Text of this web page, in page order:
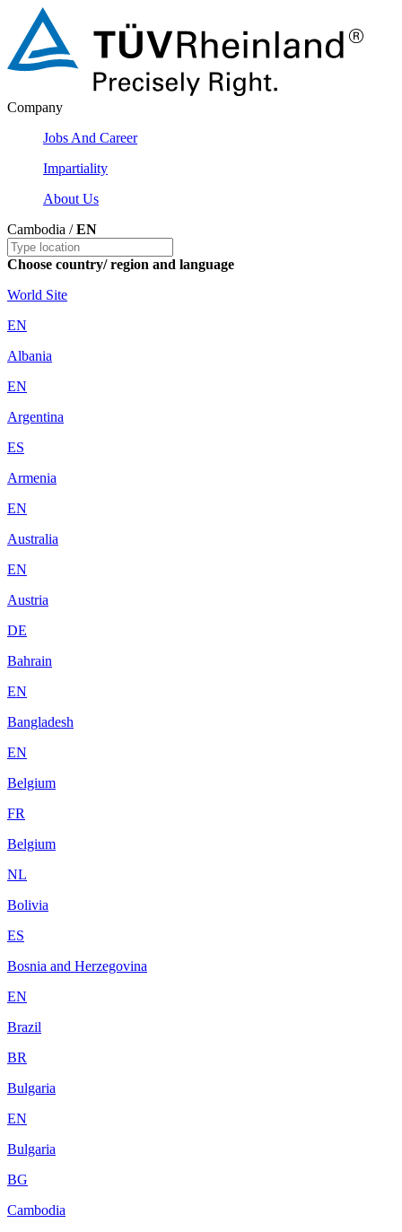
Company
Jobs And Career
Impartiality
About Us
Cambodia /EN
Choose country/ region and language
World Site
EN
Albania
EN
Argentina
ES
Armenia
EN
Australia
EN
Austria
DE
Bahrain
EN
Bangladesh
EN
Belgium
FR
Belgium
NL
Bolivia
ES
Bosnia and Herzegovina
EN
Brazil
BR
Bulgaria
EN
Bulgaria
BG
Cambodia